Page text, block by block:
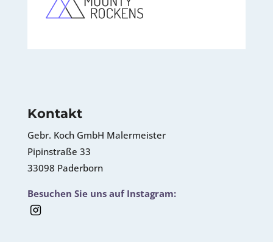
Kontakt
Gebr. Koch GmbH Malermeister
Pipinstraße 33
33098 Paderborn
Besuchen Sie uns auf Instagram: